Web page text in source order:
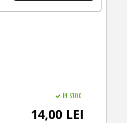
IN STOC
14,00 LEI